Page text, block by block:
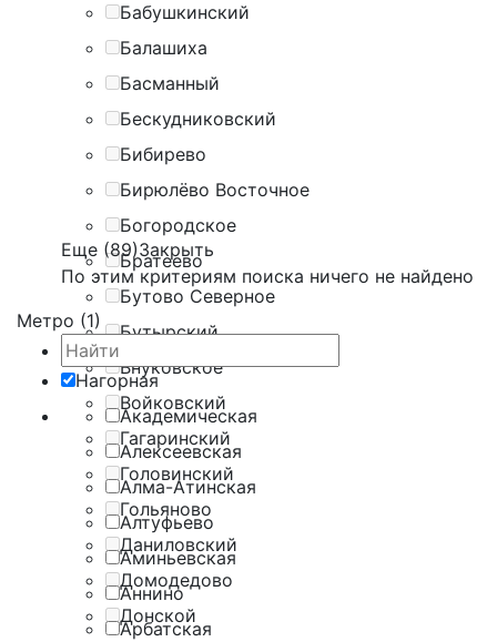
Бабушкинский
Балашиха
Басманный
Бескудниковский
Бибирево
Бирюлёво Восточное
Богородское
Братеево
Бутово Северное
Бутырский
Внуковское
Войковский
Гагаринский
Головинский
Гольяново
Даниловский
Домодедово
Донской
Еще (89)Закрыть
По этим критериям поиска ничего не найдено
Метро (1)
Нагорная
Академическая
Алексеевская
Алма-Атинская
Алтуфьево
Аминьевская
Аннино
Арбатская